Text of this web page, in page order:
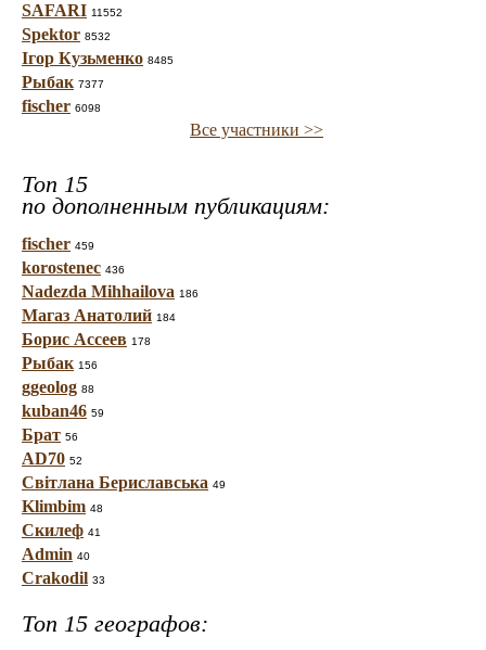
SAFARI 11552
Spektor 8532
Ігор Кузьменко 8485
Рыбак 7377
fischer 6098
Все участники >>
Топ 15
по дополненным публикациям:
fischer 459
korostenec 436
Nadezda Mihhailova 186
Магаз Анатолий 184
Борис Ассеев 178
Рыбак 156
ggeolog 88
kuban46 59
Брат 56
AD70 52
Світлана Бериславська 49
Klimbim 48
Скилеф 41
Admin 40
Crakodil 33
Топ 15 географов: